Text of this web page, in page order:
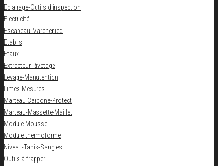
Eclairage-Outils d'inspection
Electricité
Escabeau-Marchepied
Etablis
Etaux
Extracteur Rivetage
Levage-Manutention
Limes-Mesures
Marteau Carbone-Protect
Marteau-Massette-Maillet
Module Mousse
Module thermoformé
Niveau-Tapis-Sangles
Outils à frapper